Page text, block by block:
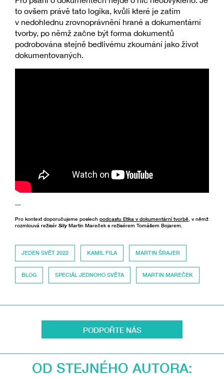
to ovšem právě tato logika, kvůli které je zatím
v nedohlednu zrovnoprávnění hrané a dokumentární
tvorby, po němž začne být forma dokumentů
podrobována stejně bedlivému zkoumání jako život
dokumentovaných.
---
Pro kontext doporučujeme poslech podcastu Etika v dokumentární tvorbě , v němž
rozmlouvá režisér SílyMartin Mareček s režisérem Tomášem Bojarem.
JEDEN SVĚT 2022 KAMIL FILA MARTIN ŠRAJER
BLOG SPECIÁL JEDNOHO SVĚTA MARTIN MAREČEK
PODPOŘTE NÁS
OD STEJNÉHO AUTORA: